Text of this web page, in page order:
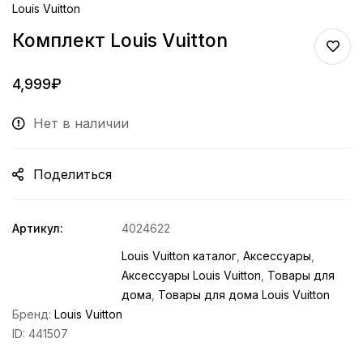
Louis Vuitton
Комплект Louis Vuitton
4,999₽
Нет в наличии
Поделиться
Артикул:
4024622
Louis Vuitton каталог Аксессуары
Аксессуары Louis Vuitton Товары для
дома Товары для дома Louis Vuitton
Бренд: Louis Vuitton
ID: 441507